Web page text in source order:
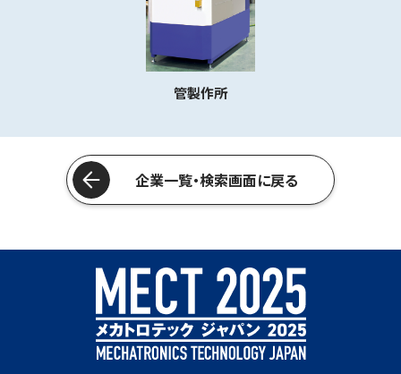
管製作所
企業一覧・検索画面に戻る